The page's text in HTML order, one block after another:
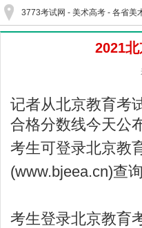
3773考试网 - 美术高考 - 各省美
2021
记者从北京教育考
合格分数线今天公
考生可登录北京教
(www.bjeea.cn)查询
考生登录北京教育